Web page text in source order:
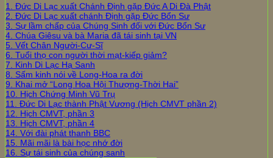
1. Đức Di Lạc xuất Chánh Định gặp Đức A Di Đà Phật
2. Đức Di Lạc xuất chánh Định gặp Đức Bổn Sư
3. Sự lầm chấp của Chúng Sinh đối với Đức Bổn Sư
4. Chúa Giêsu và bà Maria đã tái sinh tại VN
5. Vết Chân Người-Cư-Sĩ
6. Tuổi thọ con người thời mạt-kiếp giảm?
7. Kinh Di Lạc Hạ Sanh
8. Sấm kinh nói về Long-Hoa ra đời
9. Khai mở “Long Hoa Hội Thượng-Thời Hai”
10. Hịch Chứng Minh Vũ Trụ
11. Đức Di Lạc thành Phật Vương (Hịch CMVT phần 2)
12. Hịch CMVT, phần 3
13. Hịch CMVT, phần 4
14. Với đài phát thanh BBC
15. Mãi mãi là bài học nhớ đời
16. Sự tái sinh của chúng sanh